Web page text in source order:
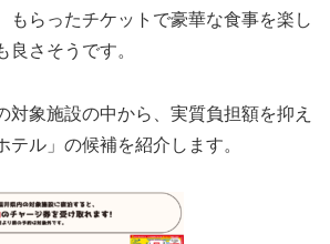
もらったチケットで豪華な食事を楽し
良さそうです。
対象施設の中から、実質負担額を抑え
テル」の候補を紹介します。